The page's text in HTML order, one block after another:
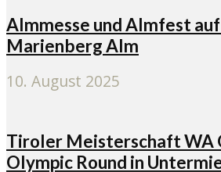
Almmesse und Almfest
Marienberg Alm
10. August 2025
Tiroler Meisterschaft WA
Olympic Round in